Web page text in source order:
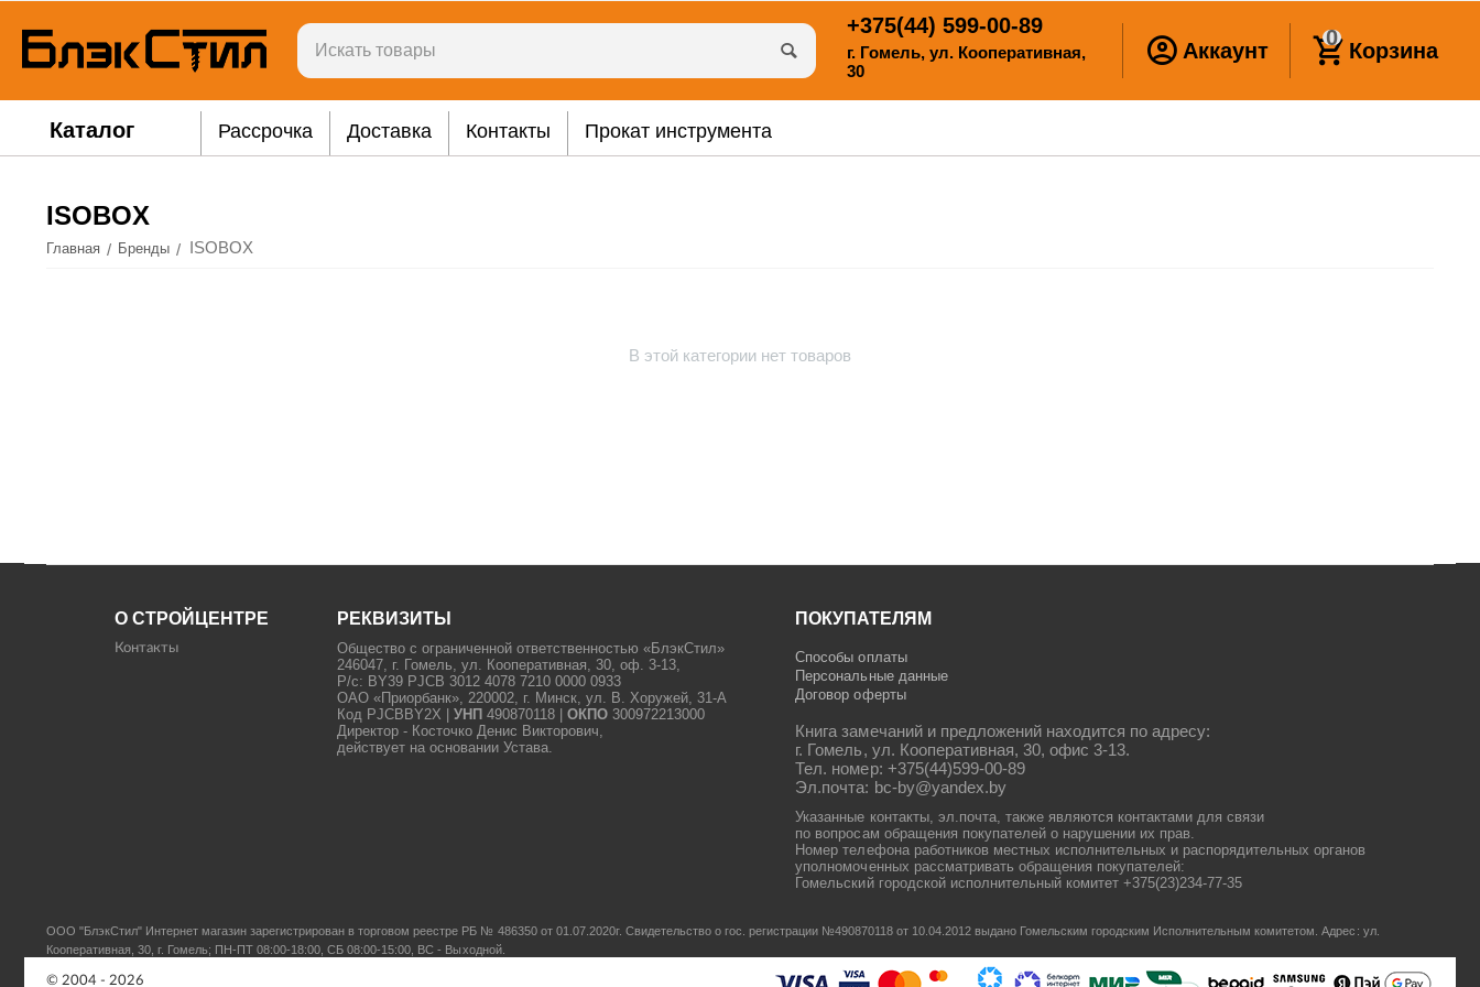
+375(44) 599-00-89
г. Гомель, ул. Кооперативная,
30
Аккаунт
0
Корзина
Каталог Рассрочка Доставка Контакты Прокат инструмента
ISOBOX
Главная / Бренды / ISOBOX
В этой категории нет товаров
О СТРОЙЦЕНТРЕ
Контакты
РЕКВИЗИТЫ
Общество с ограниченной ответственностью «БлэкСтил»
246047, г. Гомель, ул. Кооперативная, 30, оф. 3-13,
Р/с: BY39 PJCB 3012 4078 7210 0000 0933
ОАО «Приорбанк», 220002, г. Минск, ул. В. Хоружей, 31-А
Код PJCBBY2X |УНП 490870118 |ОКПО 300972213000
Директор - Косточко Денис Викторович,
действует на основании Устава.
ПОКУПАТЕЛЯМ
Способы оплаты
Персональные данные
Договор оферты
Книга замечаний и предложений находится по адресу:
г. Гомель, ул. Кооперативная, 30, офис 3-13.
Тел. номер: +375(44)599-00-89
Эл.почта: bc-by@yandex.by
Указанные контакты, эл.почта, также являются контактами для связи
по вопросам обращения покупателей о нарушении их прав.
Номер телефона работников местных исполнительных и распорядительных органов
уполномоченных рассматривать обращения покупателей:
Гомельский городской исполнительный комитет +375(23)234-77-35
ООО "БлэкСтил" Интернет магазин зарегистрирован в торговом реестре РБ № 486350 от 01.07.2020г. Свидетельство о гос. регистрации №490870118 от 10.04.2012 выдано Гомельским городским Исполнительным комитетом.Адрес: ул.
Кооперативная, 30, г. Гомель; ПН-ПТ 08:00-18:00, СБ 08:00-15:00, ВС - Выходной.
© 2004 - 2026